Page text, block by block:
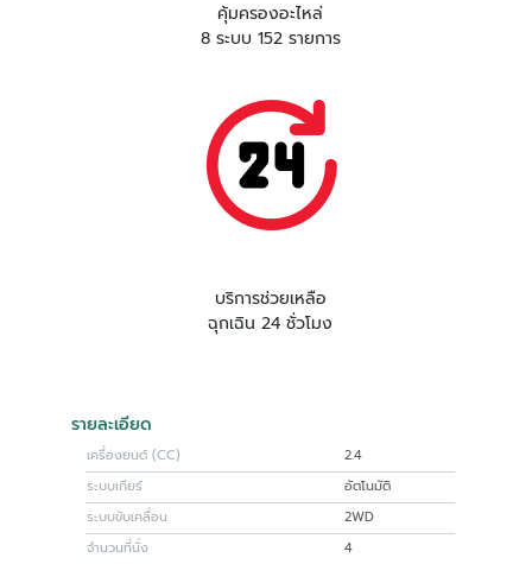
คุ้มครองอะไหล่
8 ระบบ 152 รายการ
บริการช่วยเหลือ
ฉุกเฉิน 24 ชั่วโมง
รายละเอียด
เครื่องยนต์ (CC)
2.4
ระบบเกียร์
อัตโนมัติ
ระบบขับเคลื่อน
2WD
จำนวนที่นั่ง
4